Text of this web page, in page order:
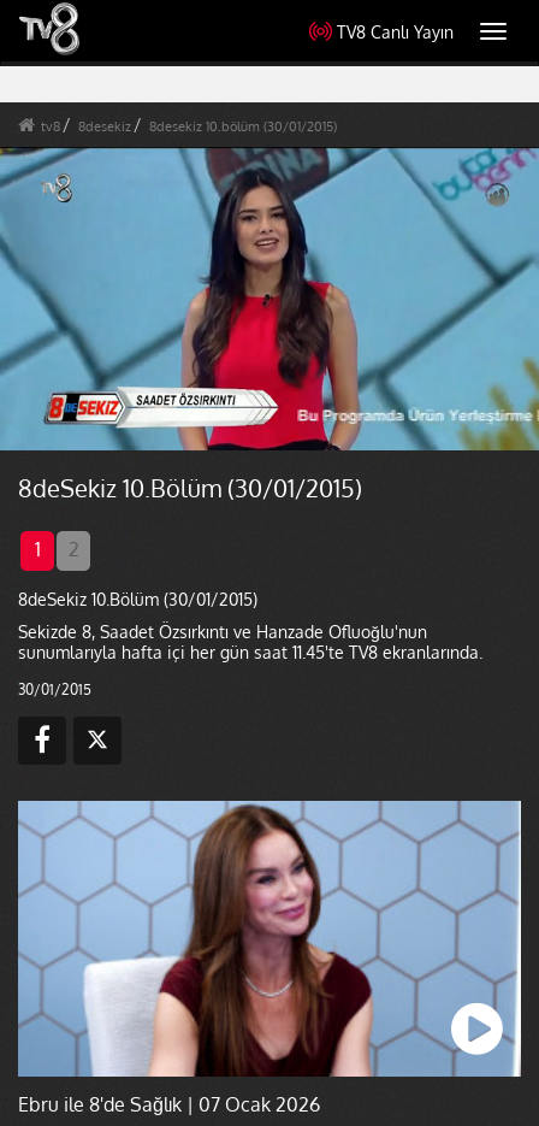
TV8 Canlı Yayın
tv8 8desekiz 8desekiz 10.bölüm (30/01/2015)
8deSekiz 10.Bölüm (30/01/2015)
1 2
8deSekiz 10.Bölüm (30/01/2015)
Sekizde 8, Saadet Özsırkıntı ve Hanzade Ofluoğlu'nun
sunumlarıyla hafta içi her gün saat 11.45'te TV8 ekranlarında.
30/01/2015
Ebru ile 8'de Sağlık | 07 Ocak 2026